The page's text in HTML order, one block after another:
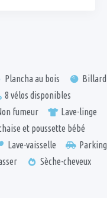
Plancha au bois
Billard
8 vélos disponibles
fumeur
Lave-linge
et poussette bébé
Lave-vaisselle
Parking
Sèche-cheveux